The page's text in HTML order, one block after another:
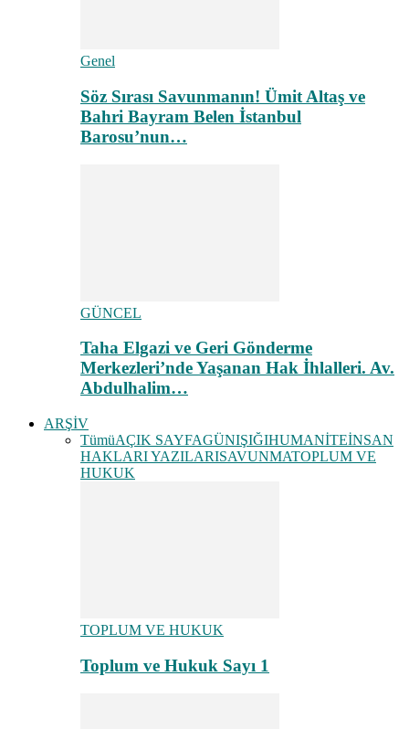
Genel
Söz Sırası Savunmanın! Ümit Altaş ve
Bahri Bayram Belen İstanbul
Barosu’nun…
GÜNCEL
Taha Elgazi ve Geri Gönderme
Merkezleri’nde Yaşanan Hak İhlalleri. Av.
Abdulhalim…
ARŞİV
TümüAÇIK SAYFAGÜNIŞIĞIHUMANİTEİNSAN
HAKLARI YAZILARISAVUNMATOPLUM VE
HUKUK
TOPLUM VE HUKUK
Toplum ve Hukuk Sayı 1